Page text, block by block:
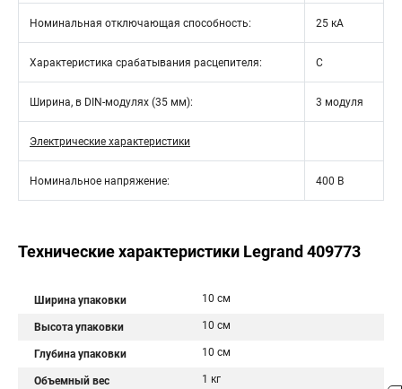
Номинальная отключающая способность: 25 кА
Характеристика срабатывания расцепителя: C
Ширина, в DIN-модулях (35 мм): 3 модуля
Электрические характеристики
Номинальное напряжение: 400 В
Технические характеристики Legrand 409773
Ширина упаковки 10 см
Высота упаковки 10 см
Глубина упаковки 10 см
Объемный вес 1 кг